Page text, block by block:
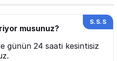
musunuz?
günün 24 saati kesintisiz